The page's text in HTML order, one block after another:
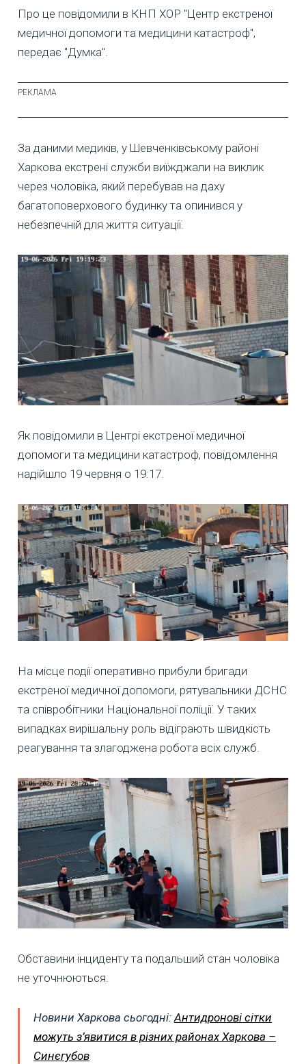
Про це повідомили в КНП ХОР "Центр екстреної
медичної допомоги та медицини катастроф",
передає "Думка".
За даними медиків, у Шевченківському районі
Харкова екстрені служби виїжджали на виклик
через чоловіка, який перебував на даху
багатоповерхового будинку та опинився у
небезпечній для життя ситуації.
Як повідомили в Центрі екстреної медичної
допомоги та медицини катастроф, повідомлення
надійшло 19 червня о 19:17.
На місце події оперативно прибули бригади
екстреної медичної допомоги, рятувальники ДСНС
та співробітники Національної поліції. У таких
випадках вирішальну роль відіграють швидкість
реагування та злагоджена робота всіх служб.
Обставини інциденту та подальший стан чоловіка
не уточнюються.
Новини Харкова сьогодні:Антидронові сітки
можуть з’явитися в різних районах Харкова –
Синєгубов